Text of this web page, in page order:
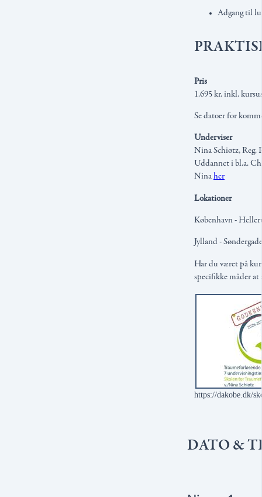
Adgang til
Pris
1.695 kr. inkl.
Se datoer for
Underviser
Nina Schiøtz, Reg.
Uddannet i bl.a.
Nina her
Lokationer
København -
Jylland -
Har du været på
specifikke måder at
https://dakobe.dk/
DATO &